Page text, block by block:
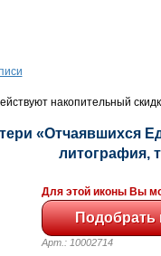
накопительный
«Отчаявшихся
литография,
Для этой иконы Вы
Арт.: 10002714